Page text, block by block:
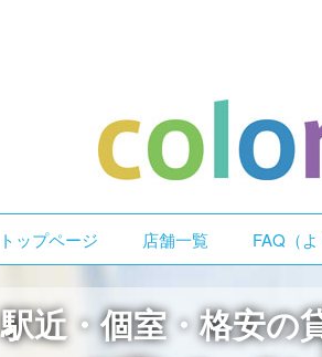
トップページ 店舗一覧 FAQ（よ
駅近・個室・格安の